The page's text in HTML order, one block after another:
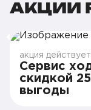
АКЦИИ
акция
Сервис
скидкой
выгоды